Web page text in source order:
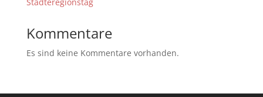
Kommentare
Es sind keine Kommentare vorhanden.